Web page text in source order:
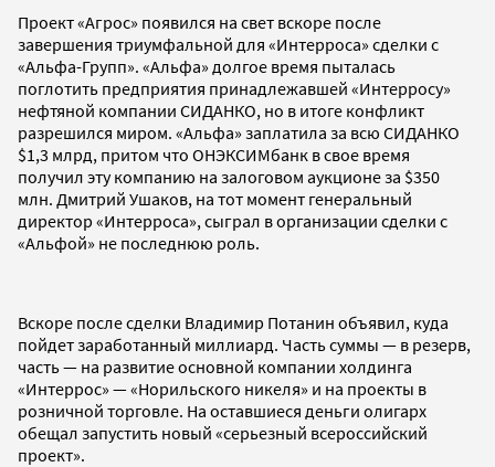
Проект «Агрос» появился на свет вскоре после
завершения триумфальной для «Интерроса» сделки с
«Альфа-Групп». «Альфа» долгое время пыталась
поглотить предприятия принадлежавшей «Интерросу»
нефтяной компании СИДАНКО, но в итоге конфликт
разрешился миром. «Альфа» заплатила за всю СИДАНКО
$1,3 млрд, притом что ОНЭКСИМбанк в свое время
получил эту компанию на залоговом аукционе за $350
млн. Дмитрий Ушаков, на тот момент генеральный
директор «Интерроса», сыграл в организации сделки с
«Альфой» не последнюю роль.
Вскоре после сделки Владимир Потанин объявил, куда
пойдет заработанный миллиард. Часть суммы — в резерв,
часть — на развитие основной компании холдинга
«Интеррос» — «Норильского никеля» и на проекты в
розничной торговле. На оставшиеся деньги олигарх
обещал запустить новый «серьезный всероссийский
проект».